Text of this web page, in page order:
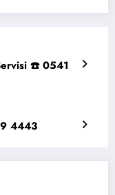
☎️ 0541
4443